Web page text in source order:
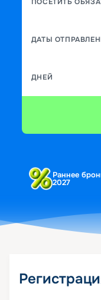
ДАТЫ
ДНЕЙ
Раннее
2027